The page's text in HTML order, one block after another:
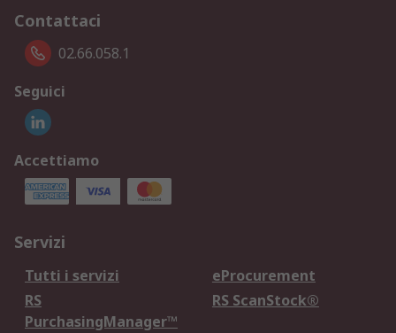
Contattaci
02.66.058.1
Seguici
Accettiamo
Servizi
Tutti i servizi
eProcurement
RS
PurchasingManager™
RS ScanStock®